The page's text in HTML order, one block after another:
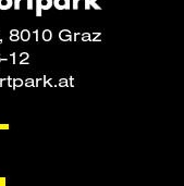
Graz
12